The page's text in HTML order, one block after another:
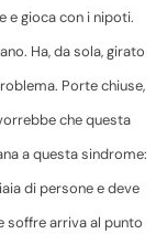
e gioca con i nipoti.
Ha, da sola, girato
Porte chiuse,
che questa
a questa sindrome:
di persone e deve
soffre arriva al punto